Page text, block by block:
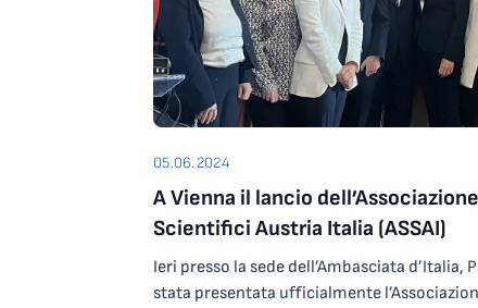
05.06.2024
A Vienna il lancio
Scientifici Austria Italia (ASSAI)
Ieri presso la sede dell’Ambasciata d’Italia,
stata presentata ufficialmente